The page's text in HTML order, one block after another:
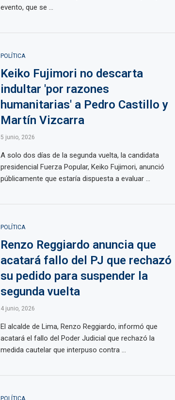
evento, que se ...
POLÍTICA
Keiko Fujimori no descarta
indultar 'por razones
humanitarias' a Pedro Castillo y
Martín Vizcarra
5 junio, 2026
A solo dos días de la segunda vuelta, la candidata
presidencial Fuerza Popular, Keiko Fujimori, anunció
públicamente que estaría dispuesta a evaluar ...
POLÍTICA
Renzo Reggiardo anuncia que
acatará fallo del PJ que rechazó
su pedido para suspender la
segunda vuelta
4 junio, 2026
El alcalde de Lima, Renzo Reggiardo, informó que
acatará el fallo del Poder Judicial que rechazó la
medida cautelar que interpuso contra ...
POLÍTICA